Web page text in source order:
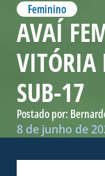
Feminino
AVAÍ
VITÓRIA
SUB-17
Postado por:
8 de junho de